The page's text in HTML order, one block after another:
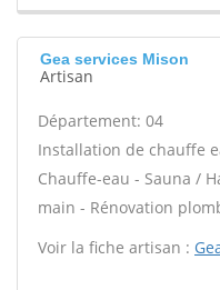
Gea services Mison
Artisan
Département: 04
Installation de chauffe
Chauffe-eau - Sauna /
main - Rénovation
Voir la fiche artisan :